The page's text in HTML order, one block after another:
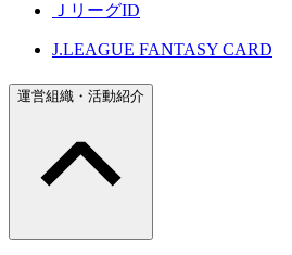
ＪリーグID
J.LEAGUE FANTASY CARD
運営組織・活動紹介